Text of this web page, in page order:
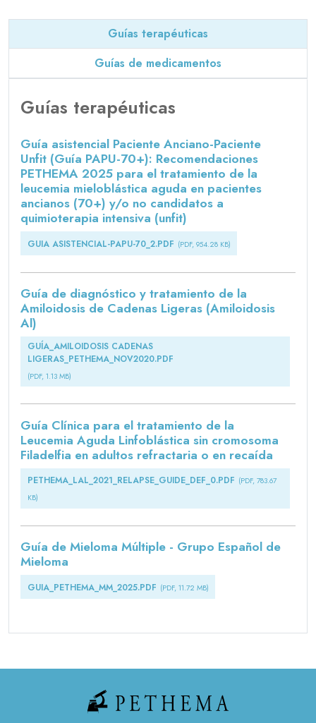
Guías terapéuticas
Guías de medicamentos
Guías terapéuticas
Guía asistencial Paciente Anciano-Paciente
Unfit (Guía PAPU-70+): Recomendaciones
PETHEMA 2025 para el tratamiento de la
leucemia mieloblástica aguda en pacientes
ancianos (70+) y/o no candidatos a
quimioterapia intensiva (unfit)
GUIA ASISTENCIAL-PAPU-70_2.PDF (PDF, 954.28 KB)
Guía de diagnóstico y tratamiento de la
Amiloidosis de Cadenas Ligeras (Amiloidosis
Al)
GUÍA_AMILOIDOSIS CADENAS
LIGERAS_PETHEMA_NOV2020.PDF
(PDF, 1.13 MB)
Guía Clínica para el tratamiento de la
Leucemia Aguda Linfoblástica sin cromosoma
Filadelfia en adultos refractaria o en recaída
PETHEMA_LAL_2021_RELAPSE_GUIDE_DEF_0.PDF (PDF, 783.67
KB)
Guía de Mieloma Múltiple - Grupo Español de
Mieloma
GUIA_PETHEMA_MM_2025.PDF (PDF, 11.72 MB)